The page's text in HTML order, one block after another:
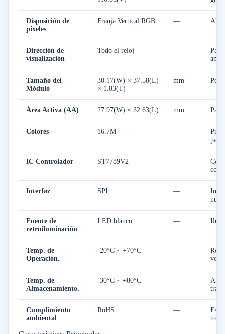
Disposición de
píxeles
Franja Vertical RGB —
Dirección de
visualización
Todo el reloj —
Tamaño del
Módulo
30.17(W) × 37.58(L)
× 1.83(T)
mm
Área Activa (AA) 27.97(W) × 32.63(L) mm
Colores 16.7M —
para
IC Controlador ST7789V2 —
Interfaz SPI —
Fuente de
retroiluminación
LED blanco —
Temp. de
Operación.
-20°C ~ +70°C —
Temp. de
Almacenamiento.
-30°C ~ +80°C —
Alta
Cumplimiento
ambiental
RoHS —